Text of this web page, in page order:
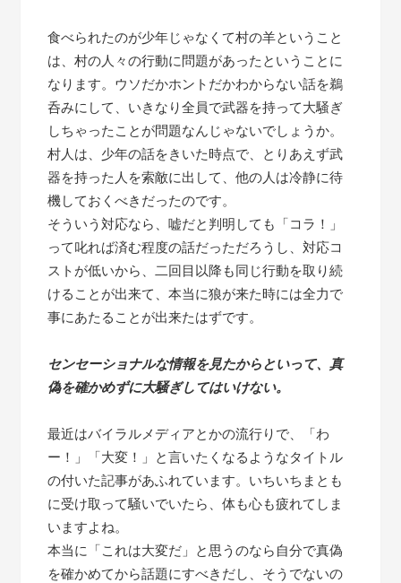
食べられたのが少年じゃなくて村の羊ということ
は、村の人々の行動に問題があったということに
なります。ウソだかホントだかわからない話を鵜
呑みにして、いきなり全員で武器を持って大騒ぎ
しちゃったことが問題なんじゃないでしょうか。
村人は、少年の話をきいた時点で、とりあえず武
器を持った人を索敵に出して、他の人は冷静に待
機しておくべきだったのです。
そういう対応なら、嘘だと判明しても「コラ！」
って叱れば済む程度の話だっただろうし、対応コ
ストが低いから、二回目以降も同じ行動を取り続
けることが出来て、本当に狼が来た時には全力で
事にあたることが出来たはずです。
センセーショナルな情報を見たからといって、真
偽を確かめずに大騒ぎしてはいけない。
最近はバイラルメディアとかの流行りで、「わ
ー！」「大変！」と言いたくなるようなタイトル
の付いた記事があふれています。いちいちまとも
に受け取って騒いでいたら、体も心も疲れてしま
いますよね。
本当に「これは大変だ」と思うのなら自分で真偽
を確かめてから話題にすべきだし、そうでないの